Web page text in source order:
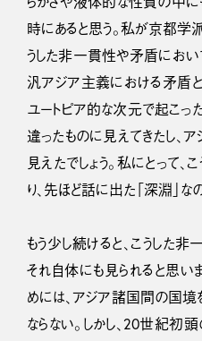
時にあると思う。私が京都学
うした非一貫性や矛盾におい
汎アジア主義における矛盾と
ユートピア的な次元で起こっ
違ったものに見えてきたし、
見えたでしょう。私にとって
り、先ほど話に出た「深淵」な
もう少し続けると、こうした
それ自体にも見られると思い
めには、アジア諸国間の国境
ならない。しかし、20世紀初